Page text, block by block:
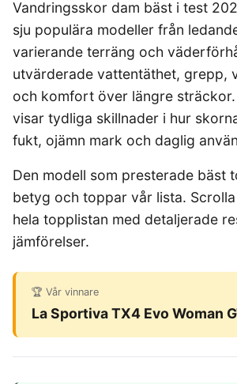
Badtunna
HUSHÅLLSAPPARATER
Robotdammsugare
Skaftdammsugare
Steamer
Strykjärn
KÖK
Airfryer
Brödrost
Dubbel
Airfryer
Pizzaugn
Elvisp
LIVSMEDEL
SOVRUM
GAMING
Gaming Dator
Gaming Headset
Gaming hörlursställ
Gaming Laptop
Gaming router
Gaming Tangentbord
Gamingbord
Gamingmus
Gamingstol
Trådlösa
VR
LJUD & BILD
75 Tum TV
Trådlösa
FÖRSÄKRINGAR
Hundförsäkring
Kattförsäkring
MEDIA & TELEKOM
Bredband
Mobilabonnemang
TV Abonnemang
Rakapparat
Rödljusterapi
Skäggtrimmer
ACCESSOARER
Solglasögon
KOSTTILLSKOTT
Kollagen
Lions mane
Magnesium
4-manna tält
5-manna tält
6-manna tält
Abborrespö
Familjetält
Jaktkängor
Campingbord
Regnställ vandring
Pop-up tält
Taktält
Tält
Tält budget
Vandringsbyxor
Vandringskängor
SPORT
Driver
Golfklocka
Träningsklocka dam
Bilbarnstol
Cykelhjälm barn
GPS Klocka barn
UTELEK & AKTIVITETER
Berg studsmatta
Gungställning
Lekstuga
Nedgrävd studsmatta
Oval studsmatta
Rektangulär studsmatta
Stor studsmatta
Laddbox
Sommardäck
Konsumentvägledning
Vandringsskor dam bäst i test
sju populära modeller från
varierande terräng och
utvärderade vattentäthet, grepp,
och komfort över längre sträckor.
visar tydliga skillnader i hur
fukt, ojämn mark och daglig
Den modell som presterade bäst
betyg och toppar vår lista.
hela topplistan med detaljerade
jämförelser.
🏆 Vår vinnare
La Sportiva TX4 Evo Woman